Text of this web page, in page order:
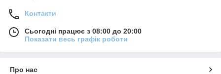
Контакти
Сьогодні працює з 08:00 до 20:00
Показати весь графік роботи
Про нас